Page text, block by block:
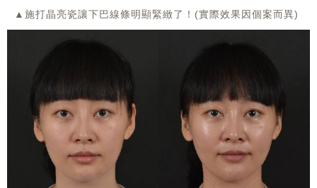
▲施打晶亮瓷讓下巴線條明顯緊緻了！(實際效果因個案而異)